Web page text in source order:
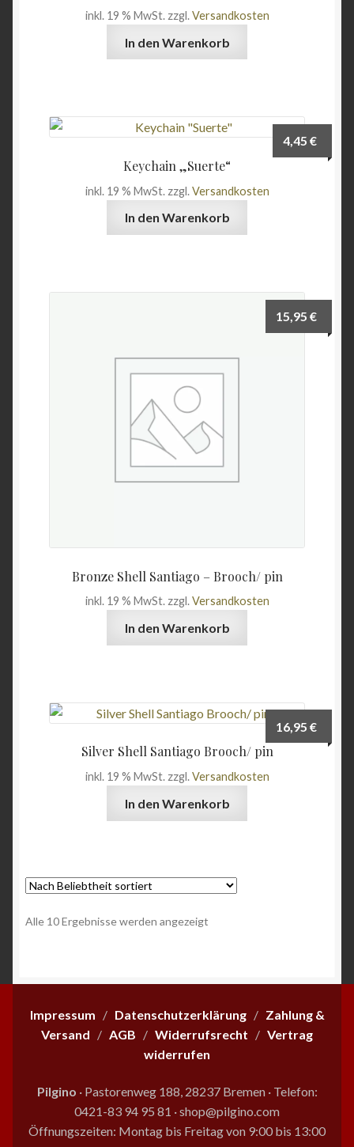
inkl. 19 % MwSt. zzgl.Versandkosten
In den Warenkorb
Keychain „Suerte“
4,45€
inkl. 19 % MwSt. zzgl.Versandkosten
In den Warenkorb
Bronze Shell Santiago – Brooch/ pin
15,95€
inkl. 19 % MwSt. zzgl.Versandkosten
In den Warenkorb
Silver Shell Santiago Brooch/ pin
16,95€
inkl. 19 % MwSt. zzgl.Versandkosten
In den Warenkorb
Alle 10 Ergebnisse werden angezeigt
Impressum / Datenschutzerklärung/ Zahlung &
Versand / AGB / Widerrufsrecht / Vertrag
widerrufen
Pilgino · Pastorenweg 188, 28237 Bremen ·Telefon:
0421-83 94 95 81 ·shop@pilgino.com
Öffnungszeiten: Montag bis Freitag von 9:00 bis 13:00